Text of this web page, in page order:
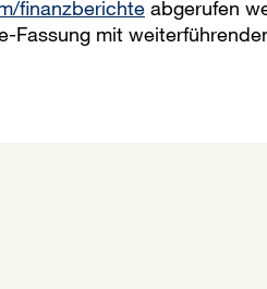
finanzberichte abgerufen
Fassung mit